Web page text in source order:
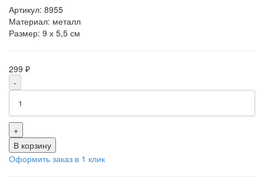
Артикул: 8955
Материал: металл
Размер: 9 х 5,5 см
299 ₽
-
+
В корзину
Оформить заказ в 1 клик